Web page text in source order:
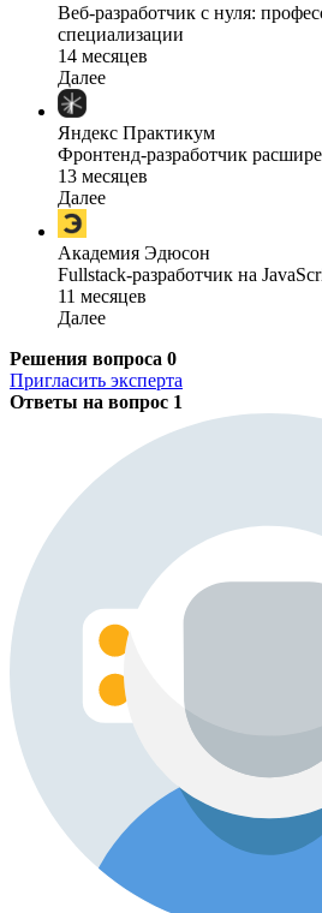
Веб-разработчик с нуля:
специализации
14 месяцев
Далее
Яндекс Практикум
Фронтенд-разработчик
13 месяцев
Далее
Академия Эдюсон
Fullstack-разработчик на
11 месяцев
Далее
Решения вопроса 0
Пригласить эксперта
Ответы на вопрос 1